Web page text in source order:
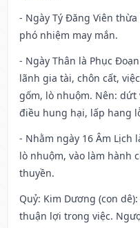
- Ngày Tý Đăng Viên
phó nhiệm may mắn.
- Ngày Thân là Phục
lãnh gia tài, chôn cất,
gốm, lò nhuộm. Nên:
điều hung hại, lấp hang
- Nhằm ngày 16 Âm Lịch
lò nhuộm, vào làm hành
thuyền.
Quỷ: Kim Dương (con
thuận lợi trong việc.